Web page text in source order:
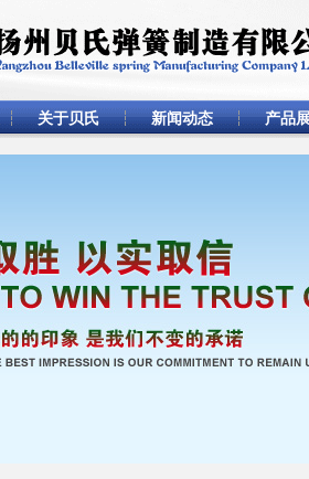
关于贝氏 新闻动态 产品